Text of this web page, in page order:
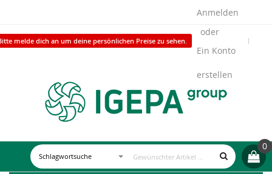
melde dich an um deine persönlichen Preise zu sehen.
Anmelden
Ein Konto
erstellen
0